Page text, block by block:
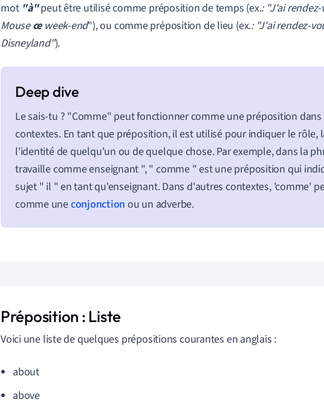
mot"à"peut être utilisé comme préposition de temps (ex.: "J'ai
Mouseceweek-end"), ou comme préposition de lieu (ex.: "J'ai rendez-
Disneyland").
Le sais-tu ? "Comme" peut fonctionner comme une préposition dans
contextes. En tant que préposition, il est utilisé pour indiquer le rôle,
l'identité de quelqu'un ou de quelque chose. Par exemple, dans la
travaille comme enseignant ", " comme " est une préposition qui
sujet " il " en tant qu'enseignant. Dans d'autres contextes, 'comme'
comme uneconjonction ou un adverbe.
Préposition : Liste
Voici une liste de quelques prépositions courantes en anglais :
about
above